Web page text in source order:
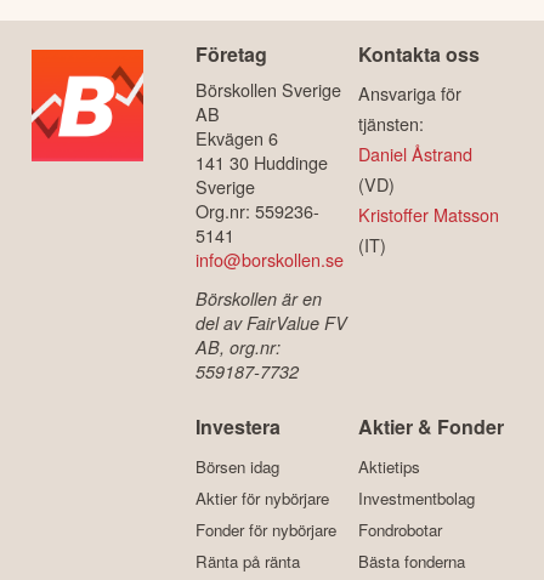
Företag
Börskollen Sverige
AB
Ekvägen 6
141 30 Huddinge
Sverige
Org.nr: 559236-
5141
info@borskollen.se
Börskollen är en
del av FairValue FV
AB, org.nr:
559187-7732
Kontakta oss
Ansvariga för
tjänsten:
Daniel Åstrand
(VD)
Kristoffer Matsson
(IT)
Investera
Börsen idag
Aktier för nybörjare
Fonder för nybörjare
Ränta på ränta
Aktier & Fonder
Aktietips
Investmentbolag
Fondrobotar
Bästa fonderna